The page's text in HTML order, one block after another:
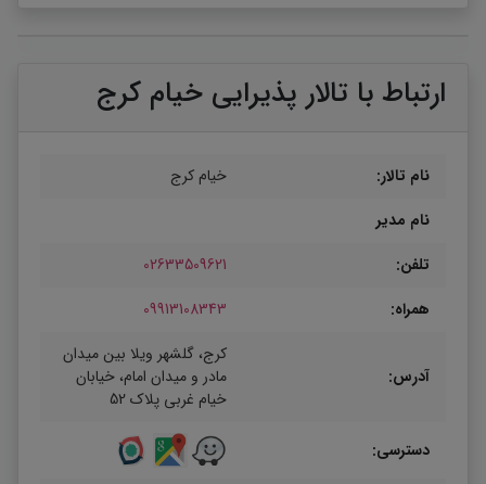
ارتباط با تالار پذیرایی خیام کرج
نام تالار:
خیام کرج
نام مدیر
تلفن:
02633509621
همراه:
09913108343
آدرس:
کرج، گلشهر ویلا بین میدان
مادر و میدان امام، خیابان
خیام غربی پلاک 52
دسترسی: